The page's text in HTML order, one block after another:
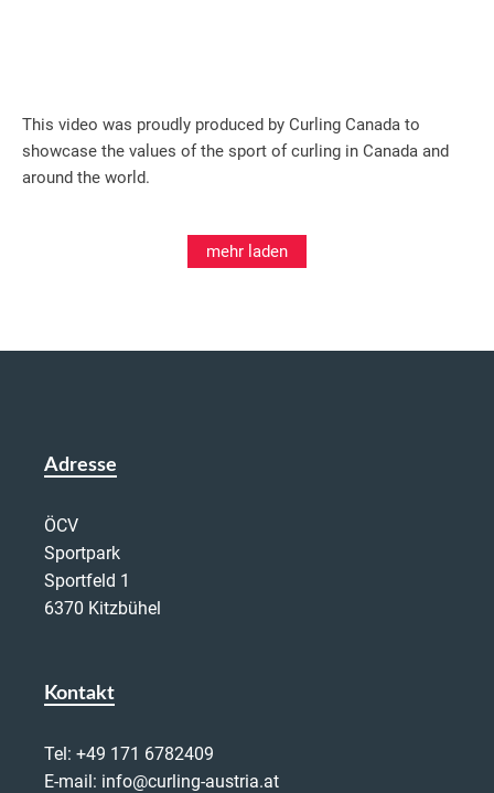
This video was proudly produced by Curling Canada to
showcase the values of the sport of curling in Canada and
around the world.
mehr laden
Adresse
ÖCV
Sportpark
Sportfeld 1
6370 Kitzbühel
Kontakt
Tel: +49 171 6782409
E-mail: info@curling-austria.at